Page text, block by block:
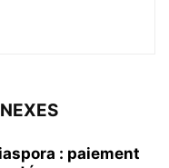
: paiement